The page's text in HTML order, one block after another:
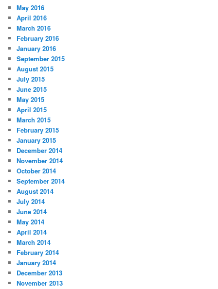
May 2016
April 2016
March 2016
February 2016
January 2016
September 2015
August 2015
July 2015
June 2015
May 2015
April 2015
March 2015
February 2015
January 2015
December 2014
November 2014
October 2014
September 2014
August 2014
July 2014
June 2014
May 2014
April 2014
March 2014
February 2014
January 2014
December 2013
November 2013